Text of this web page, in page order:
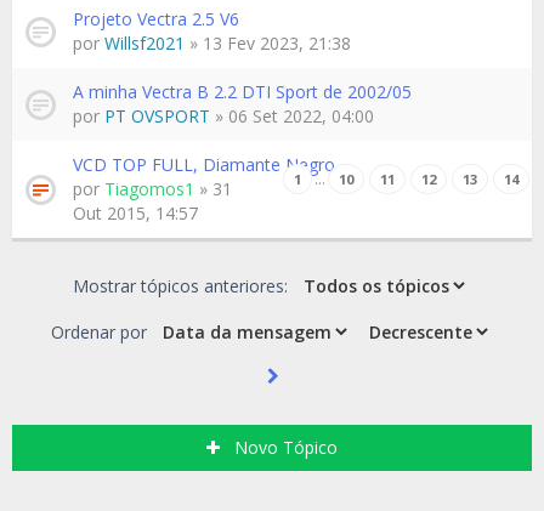
Projeto Vectra 2.5 V6
por Willsf2021 » 13 Fev 2023, 21:38
A minha Vectra B 2.2 DTI Sport de 2002/05
por PT OVSPORT » 06 Set 2022, 04:00
VCD TOP FULL, Diamante Negro
1 … 10 11 12 13 14
por Tiagomos1 » 31
Out 2015, 14:57
Mostrar tópicos anteriores:
Ordenar por
Novo Tópico